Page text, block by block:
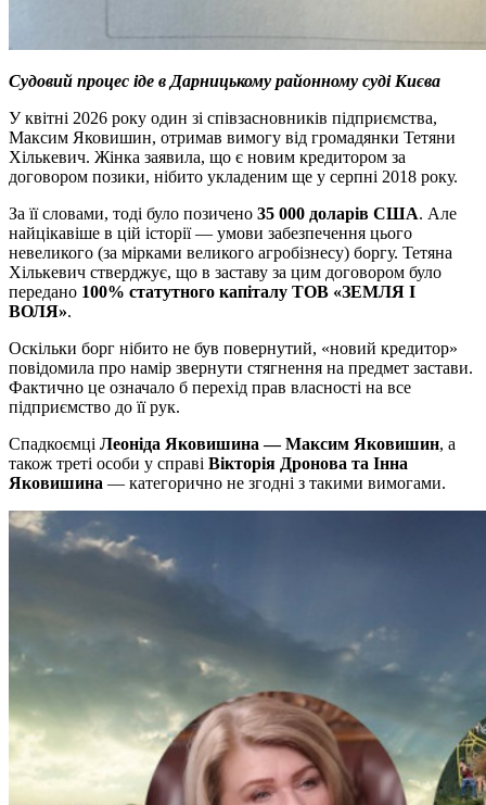
Судовий процес іде в Дарницькому районному суді Києва
У квітні 2026 року один зі співзасновників підприємства,
Максим Яковишин, отримав вимогу від громадянки Тетяни
Хількевич. Жінка заявила, що є новим кредитором за
договором позики, нібито укладеним ще у серпні 2018 року.
За її словами, тоді було позичено 35 000 доларів США. Але
найцікавіше в цій історії — умови забезпечення цього
невеликого (за мірками великого агробізнесу) боргу. Тетяна
Хількевич стверджує, що в заставу за цим договором було
передано 100% статутного капіталу ТОВ «ЗЕМЛЯ І
ВОЛЯ».
Оскільки борг нібито не був повернутий, «новий кредитор»
повідомила про намір звернути стягнення на предмет застави.
Фактично це означало б перехід прав власності на все
підприємство до її рук.
Спадкоємці Леоніда Яковишина — Максим Яковишин, а
також треті особи у справі Вікторія Дронова та Інна
Яковишина — категорично не згодні з такими вимогами.